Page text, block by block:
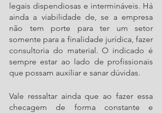
legais dispendiosas e intermináveis. Há
ainda a viabilidade de, se a empresa
não tem porte para ter um setor
somente para a finalidade jurídica, fazer
consultoria do material. O indicado é
sempre estar ao lado de profissionais
que possam auxiliar e sanar dúvidas.
Vale ressaltar ainda que ao fazer essa
checagem de forma constante e